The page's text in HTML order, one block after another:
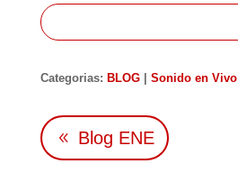
Categorias: BLOG| Sonido en Vivo
Blog ENE